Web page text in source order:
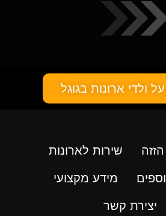
ולדי ארונות בגוגל
שירות לארונות
מידע מקצועי
יצירת קשר